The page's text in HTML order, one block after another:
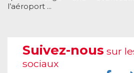
l’aéroport ...
Suivez-nous sur
sociaux